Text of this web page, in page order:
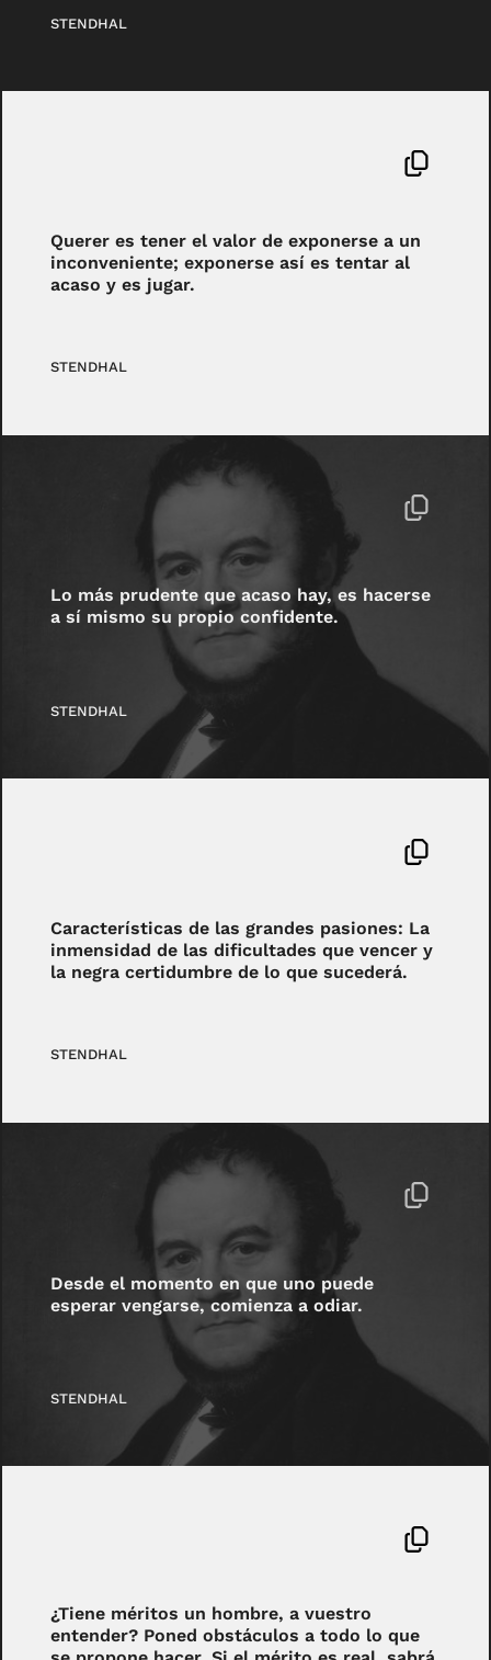
STENDHAL
Querer es tener el valor de exponerse a un
inconveniente; exponerse así es tentar al
acaso y es jugar.
STENDHAL
Lo más prudente que acaso hay, es hacerse
a sí mismo su propio confidente.
STENDHAL
Características de las grandes pasiones: La
inmensidad de las dificultades que vencer y
la negra certidumbre de lo que sucederá.
STENDHAL
Desde el momento en que uno puede
esperar vengarse, comienza a odiar.
STENDHAL
¿Tiene méritos un hombre, a vuestro
entender? Poned obstáculos a todo lo que